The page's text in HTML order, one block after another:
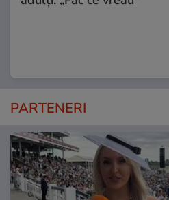
PARTENERI